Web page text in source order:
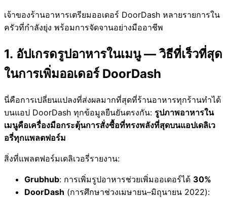
เจ้าของร้านอาหารเตรียมออเดอร์ DoorDash หลายรายการใน
ครัวที่กำลังยุ่ง พร้อมการจัดจานอย่างมืออาชีพ
1. อัปเกรดรูปอาหารในเมนู — วิธีที่เร็วที่สุด
ในการเพิ่มออเดอร์ DoorDash
นี่คือการเปลี่ยนแปลงที่ส่งผลมากที่สุดที่ร้านอาหารทุกร้านทำได้
บนแอป DoorDash ทุกข้อมูลยืนยันตรงกัน: รูปภาพอาหารใน
เมนูคือเครื่องมือกระตุ้นการสั่งซื้อที่ทรงพลังที่สุดบนแอปเดลิเว
อรี่ทุกแพลตฟอร์ม
สิ่งที่แพลตฟอร์มเดลิเวอรี่รายงาน:
Grubhub: การเพิ่มรูปอาหารช่วยเพิ่มออเดอร์ได้ 30%
DoorDash (การศึกษาช่วงเมษายน–มิถุนายน 2022):